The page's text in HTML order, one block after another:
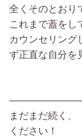
全くそのとおり
これまで蓋をし
カウンセリング
ず正直な自分を
まだまだ続く、
ください！